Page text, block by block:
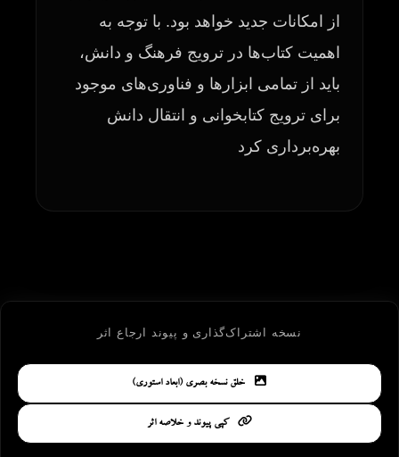
از امکانات جدید خواهد بود. با توجه به
اهمیت کتاب‌ها در ترویج فرهنگ و دانش،
باید از تمامی ابزارها و فناوری‌های موجود
برای ترویج کتابخوانی و انتقال دانش
بهره‌برداری کرد
نسخه اشتراک‌گذاری و پیوند ارجاع اثر
خلق نسخه بصری (ابعاد استوری)
کپی پیوند و خلاصه اثر